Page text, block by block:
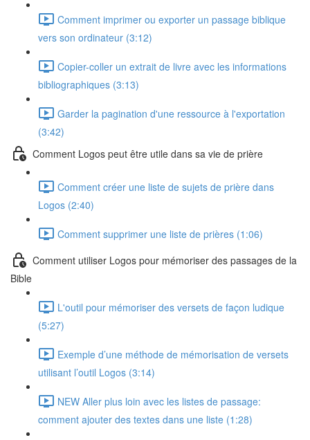
Comment imprimer ou exporter un passage biblique
vers son ordinateur (3:12)
Copier-coller un extrait de livre avec les informations
bibliographiques (3:13)
Garder la pagination d'une ressource à l'exportation
(3:42)
Comment Logos peut être utile dans sa vie de prière
Comment créer une liste de sujets de prière dans
Logos (2:40)
Comment supprimer une liste de prières (1:06)
Comment utiliser Logos pour mémoriser des passages de la
Bible
L'outil pour mémoriser des versets de façon ludique
(5:27)
Exemple d’une méthode de mémorisation de versets
utilisant l’outil Logos (3:14)
NEW Aller plus loin avec les listes de passage:
comment ajouter des textes dans une liste (1:28)